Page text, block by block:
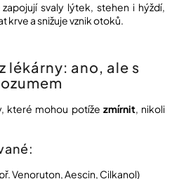
svaly lýtek, stehen i hýždí,
krve a snižuje vznik otoků.
lékárny: ano, ale s
které mohou potíže zmírnit, nikoli
Venoruton, Aescin, Cilkanol)